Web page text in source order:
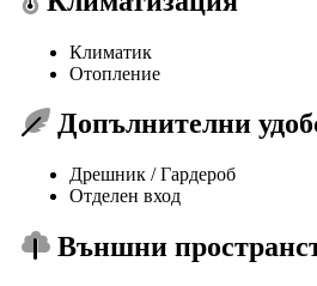
Климатик
Отопление
Допълнителни
Дрешник / Гардероб
Отделен вход
Външни